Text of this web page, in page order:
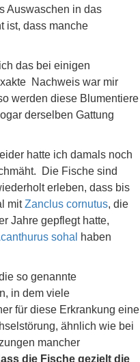
Auswaschen in das
ist, dass manche
das bei einigen
Nachweis war mir
werden diese Blumentiere
derselben Gattung
hatte ich damals noch
Die Fische sind
erleben, dass bis
mitZanclus cornutus, die
Jahre gepflegt hatte,
sohal
haben
so genannte
in dem viele
für diese Erkrankung eine
ähnlich wie bei
mancher
die Fische gezielt die